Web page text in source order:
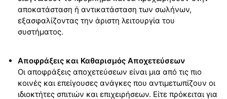
αποκατάσταση ή αντικατάσταση των σωλήνων,
εξασφαλίζοντας την άριστη λειτουργία του
συστήματος.
Αποφράξεις και Καθαρισμός Αποχετεύσεων
Οι αποφράξεις αποχετεύσεων είναι μια από τις πιο
κοινές και επείγουσες ανάγκες που αντιμετωπίζουν οι
ιδιοκτήτες σπιτιών και επιχειρήσεων. Είτε πρόκειται για